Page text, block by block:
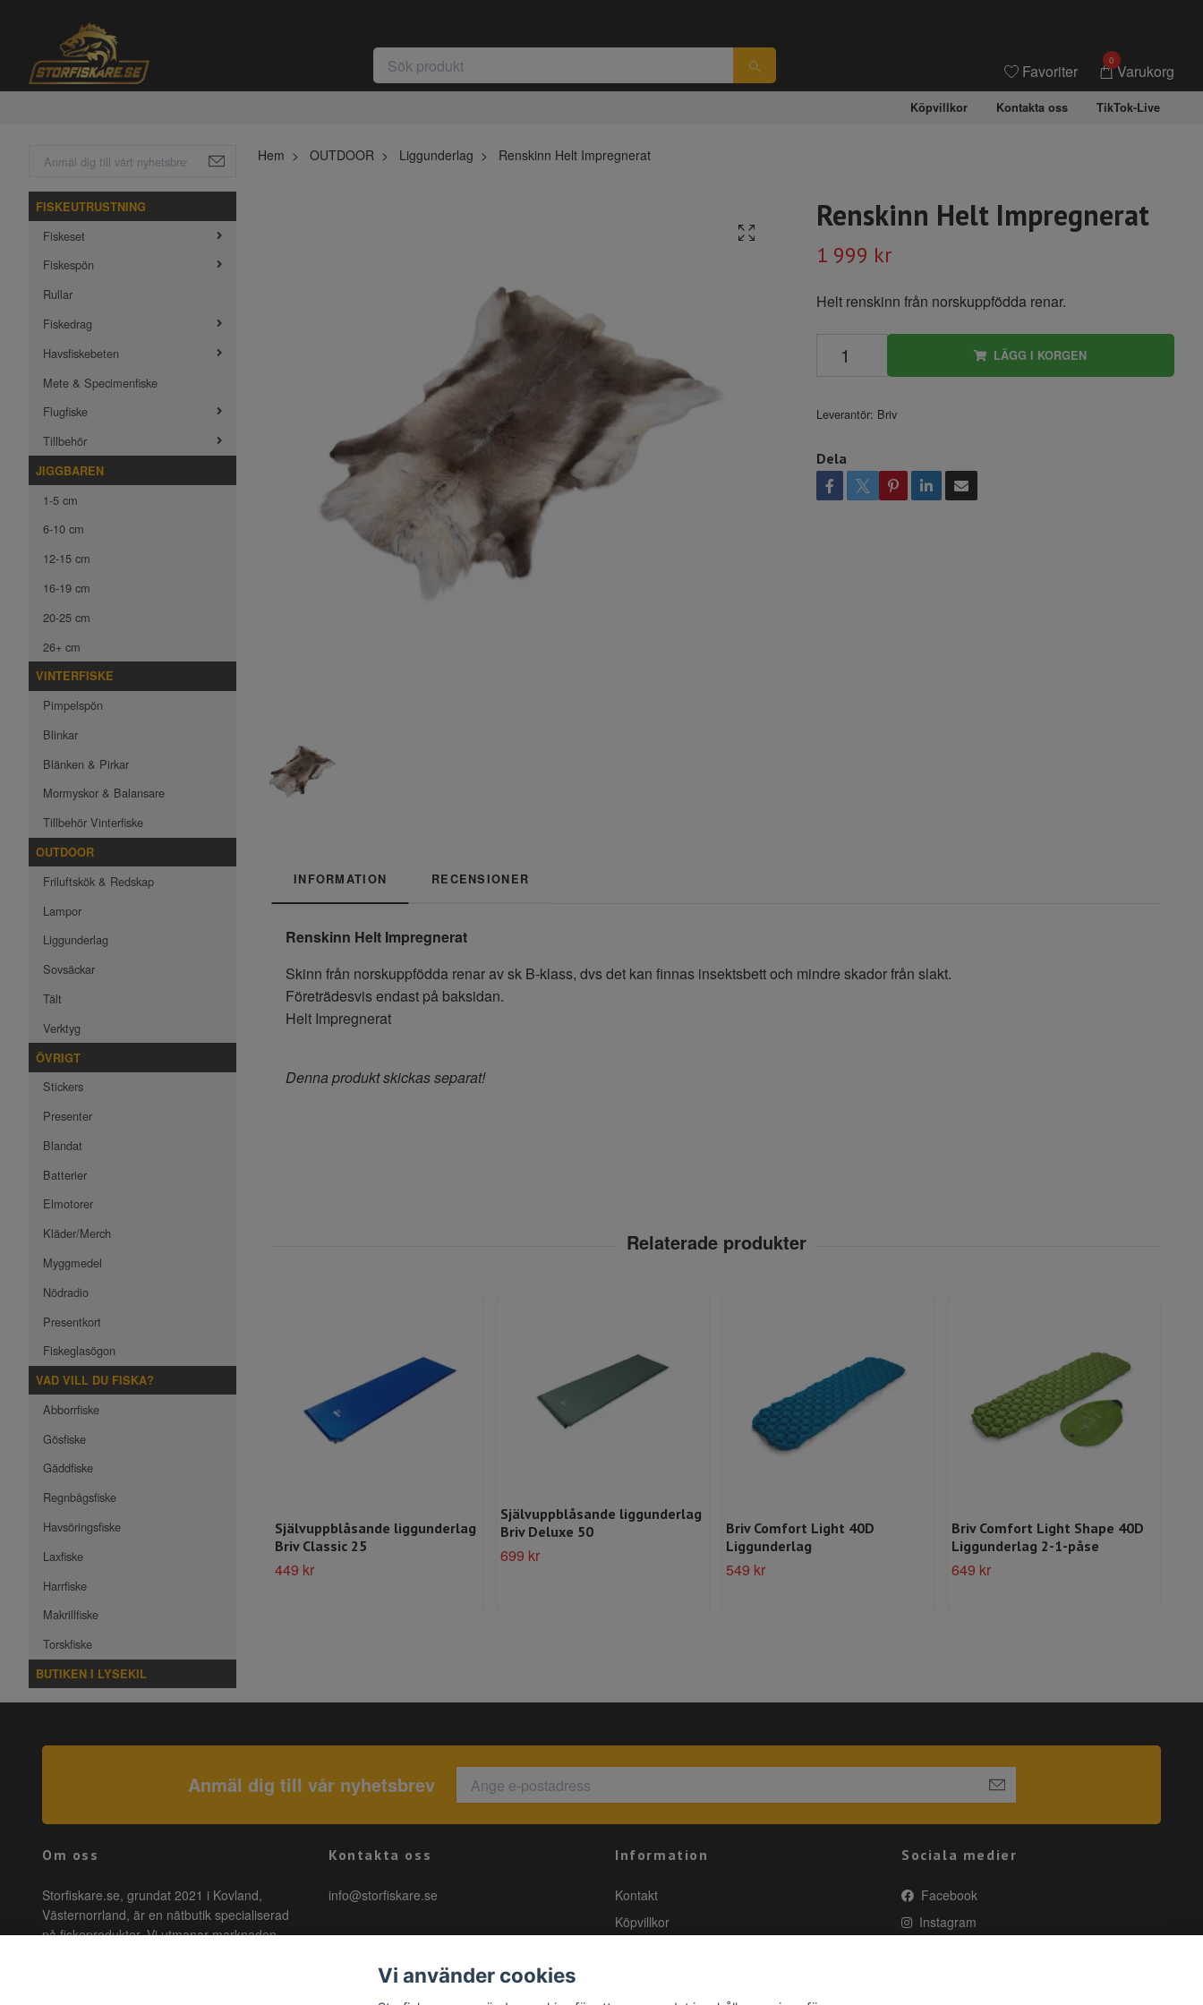
Favoriter
0
Varukorg
Köpvillkor Kontakta oss TikTok-Live
FISKEUTRUSTNING
Fiskeset
Fiskespön
Rullar
Fiskedrag
Havsfiskebeten
Mete & Specimenfiske
Flugfiske
Tillbehör
JIGGBAREN
1-5 cm
6-10 cm
12-15 cm
16-19 cm
20-25 cm
26+ cm
VINTERFISKE
Pimpelspön
Blinkar
Blänken & Pirkar
Mormyskor & Balansare
Tillbehör Vinterfiske
OUTDOOR
Friluftskök & Redskap
Lampor
Liggunderlag
Sovsäckar
Tält
Verktyg
ÖVRIGT
Stickers
Presenter
Blandat
Batterier
Elmotorer
Kläder/Merch
Myggmedel
Nödradio
Presentkort
Fiskeglasögon
VAD VILL DU FISKA?
Abborrfiske
Gösfiske
Gäddfiske
Regnbågsfiske
Havsöringsfiske
Laxfiske
Harrfiske
Makrillfiske
Torskfiske
BUTIKEN I LYSEKIL
Hem OUTDOOR Liggunderlag Renskinn Helt Impregnerat
Renskinn Helt Impregnerat
1 999 kr
Helt renskinn från norskuppfödda renar.
LÄGG I KORGEN
Leverantör: Briv
Dela
INFORMATION RECENSIONER
Renskinn Helt Impregnerat
Skinn från norskuppfödda renar av sk B-klass, dvs det kan finnas insektsbett och mindre skador från slakt.
Företrädesvis endast på baksidan.
Helt Impregnerat
Denna produkt skickas separat!
Självuppblåsande liggunderlag
Briv Classic 25
449 kr
Självuppblåsande liggunderlag
Briv Deluxe 50
699 kr
Briv Comfort Light 40D
Liggunderlag
549 kr
Briv Comfort Light Shape 40D
Liggunderlag 2-1-påse
649 kr
Anmäl dig till vår nyhetsbrev
Om oss
Storfiskare.se, grundat 2021 i Kovland,
Västernorrland, är en nätbutik specialiserad
på fiskeprodukter. Vi utmanar marknaden
Kontakta oss
info@storfiskare.se
Information
Kontakt
Köpvillkor
Sociala medier
Facebook
Instagram
Vi använder cookies